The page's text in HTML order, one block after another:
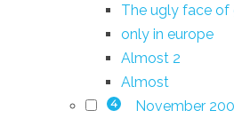
The ugly face
only in europe
Almost 2
Almost
4 November